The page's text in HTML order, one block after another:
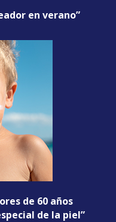
en verano”
de 60 años
de la piel”